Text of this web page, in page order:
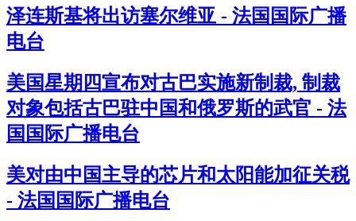
泽连斯基将出访塞尔维亚 - 法国国际广播
电台
美国星期四宣布对古巴实施新制裁, 制裁
对象包括古巴驻中国和俄罗斯的武官 - 法
国国际广播电台
美对由中国主导的芯片和太阳能加征关税
- 法国国际广播电台